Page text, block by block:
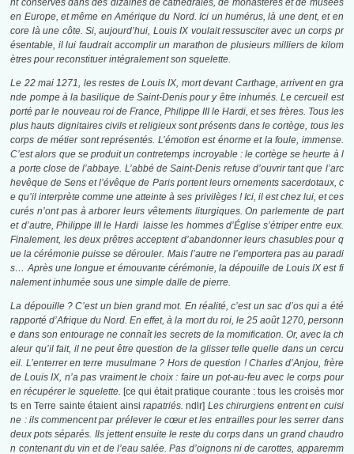
nt conservés dans des dizaines de cathédrales, de monastères et de musées
en Europe, et même en Amérique du Nord. Ici un humérus, là une dent, et en
core là une côte. Si, aujourd’hui, Louis IX voulait ressusciter avec un corps pr
ésentable, il lui faudrait accomplir un marathon de plusieurs milliers de kilom
ètres pour reconstituer intégralement son squelette.
Le 22 mai 1271, les restes de Louis IX, mort devant Carthage, arrivent en gra
nde pompe à la basilique de Saint-Denis pour y être inhumés. Le cercueil est
porté par le nouveau roi de France, Philippe III le Hardi, et ses frères. Tous les
plus hauts dignitaires civils et religieux sont présents dans le cortège, tous les
corps de métier sont représentés. L’émotion est énorme et la foule, immense.
C’est alors que se produit un contretemps incroyable : le cortège se heurte à l
a porte close de l’abbaye. L’abbé de Saint-Denis refuse d’ouvrir tant que l’arc
hevêque de Sens et l’évêque de Paris portent leurs ornements sacerdotaux, c
e qu’il interprète comme une atteinte à ses privilèges ! Ici, il est chez lui, et ces
curés n’ont pas à arborer leurs vêtements liturgiques. On parlemente de part
et d’autre, Philippe III le Hardi laisse les hommes d’Église s’étriper entre eux.
Finalement, les deux prêtres acceptent d’abandonner leurs chasubles pour q
ue la cérémonie puisse se dérouler. Mais l’autre ne l’emportera pas au paradi
s… Après une longue et émouvante cérémonie, la dépouille de Louis IX est fi
nalement inhumée sous une simple dalle de pierre.
La dépouille ? C’est un bien grand mot. En réalité, c’est un sac d’os qui a été
rapporté d’Afrique du Nord. En effet, à la mort du roi, le 25 août 1270, personn
e dans son entourage ne connaît les secrets de la momification. Or, avec la ch
aleur qu’il fait, il ne peut être question de la glisser telle quelle dans un cercu
eil. L’enterrer en terre musulmane ? Hors de question ! Charles d’Anjou, frère
de Louis IX, n’a pas vraiment le choix : faire un pot-au-feu avec le corps pour
en récupérer le squelette. [ce qui était pratique courante : tous les croisés mor
ts en Terre sainte étaient ainsi rapatriés. ndlr] Les chirurgiens entrent en cuisi
ne : ils commencent par prélever le cœur et les entrailles pour les serrer dans
deux pots séparés. Ils jettent ensuite le reste du corps dans un grand chaudro
n contenant du vin et de l’eau salée. Pas d’oignons ni de carottes, apparemm